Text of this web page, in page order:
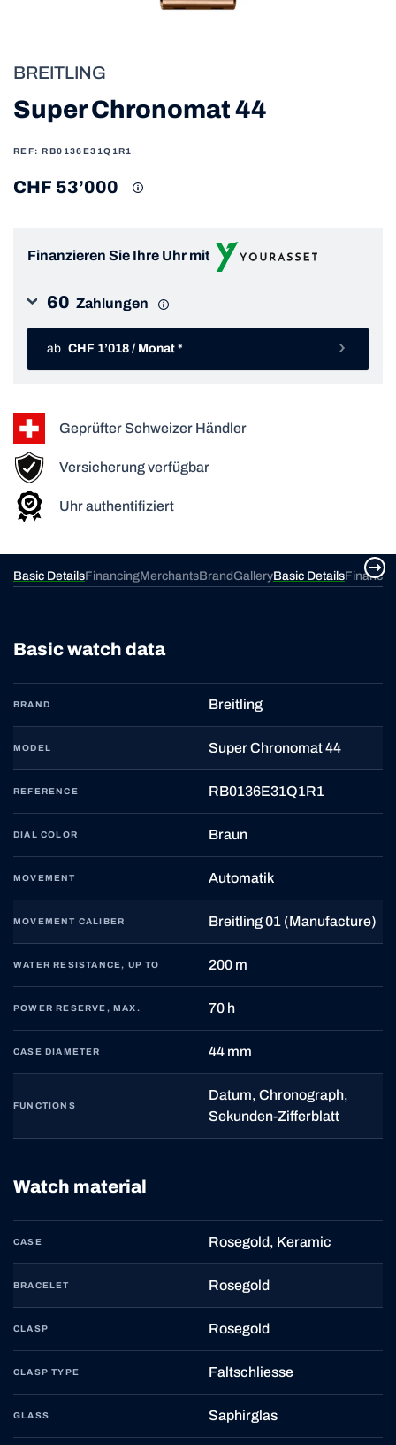
BREITLING
Super Chronomat 44
REF: RB0136E31Q1R1
CHF 53’000
Finanzieren Sie Ihre Uhr mit
60 Zahlungen
ab CHF 1’018 / Monat *
Geprüfter Schweizer Händler
Versicherung verfügbar
Uhr authentifiziert
Basic DetailsFinancingMerchantsBrandGalleryBasic Details
Basic watch data
BRAND Breitling
MODEL Super Chronomat 44
REFERENCE RB0136E31Q1R1
DIAL COLOR Braun
MOVEMENT Automatik
MOVEMENT CALIBER Breitling 01 (Manufacture)
WATER RESISTANCE, UP TO 200 m
POWER RESERVE, MAX. 70 h
CASE DIAMETER 44 mm
FUNCTIONS
Datum, Chronograph,
Sekunden-Zifferblatt
Watch material
CASE Rosegold, Keramic
BRACELET Rosegold
CLASP Rosegold
CLASP TYPE Faltschliesse
GLASS Saphirglas